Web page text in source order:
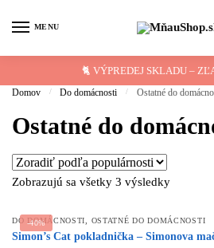
MENU
🐈 VÝPREDEJ SKLADU –
Domov / Do domácnosti / Ostatné do
Ostatné do
Zobrazujú sa všetky 3 výsledky
-40%
DO DOMÁCNOSTI OSTATNÉ DO DOMÁCNOSTI
Simon’s Cat pokladnička – Simonova